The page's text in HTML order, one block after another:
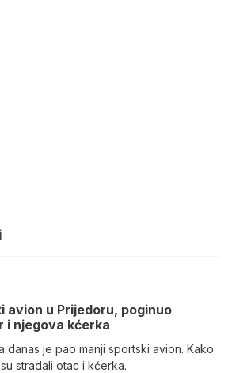
avion u Prijedoru, poginuo
njegova kćerka
danas je pao manji sportski avion. Kako
stradali otac i kćerka.